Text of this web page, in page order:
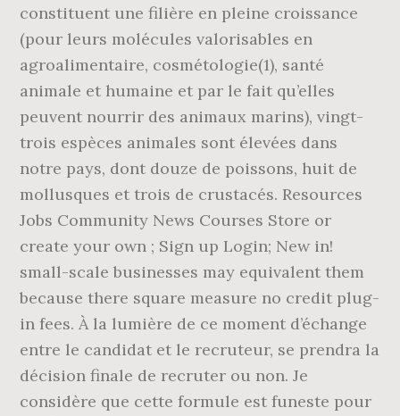
constituent une filière en pleine croissance
(pour leurs molécules valorisables en
agroalimentaire, cosmétologie(1), santé
animale et humaine et par le fait qu’elles
peuvent nourrir des animaux marins), vingt-
trois espèces animales sont élevées dans
notre pays, dont douze de poissons, huit de
mollusques et trois de crustacés. Resources
Jobs Community News Courses Store or
create your own ; Sign up Login; New in!
small-scale businesses may equivalent them
because there square measure no credit plug-
in fees. À la lumière de ce moment d’échange
entre le candidat et le recruteur, se prendra la
décision finale de recruter ou non. Je
considère que cette formule est funeste pour